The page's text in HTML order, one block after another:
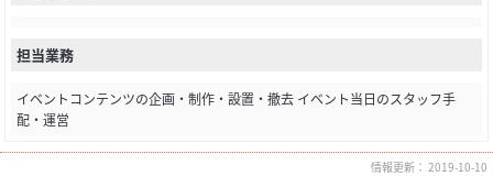
担当業務
イベントコンテンツの企画・制作・設置・撤去 イベント当日のスタッフ手
配・運営
情報更新： 2019-10-10